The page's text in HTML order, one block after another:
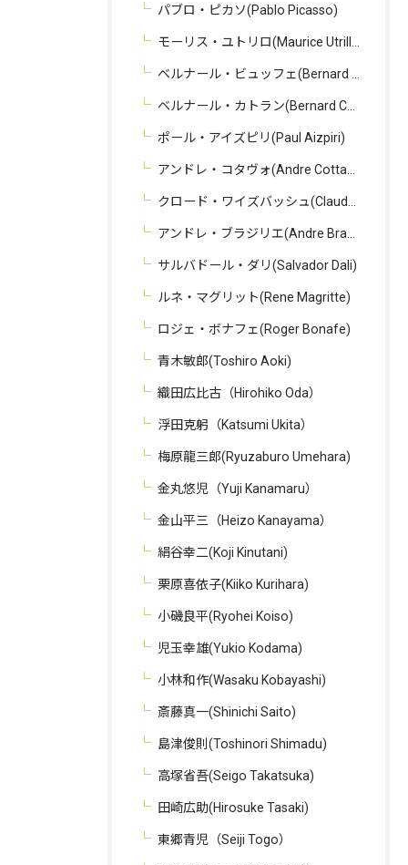
パブロ・ピカソ(Pablo Picasso)
モーリス・ユトリロ(Maurice Utrillo)
ベルナール・ビュッフェ(Bernard Buffet)
ベルナール・カトラン(Bernard Cathelin)
ポール・アイズピリ(Paul Aizpiri)
アンドレ・コタヴォ(Andre Cottavoz)
クロード・ワイズバッシュ(Claude Weisbuch)
アンドレ・ブラジリエ(Andre Brasilier)
サルバドール・ダリ(Salvador Dali)
ルネ・マグリット(Rene Magritte)
ロジェ・ボナフェ(Roger Bonafe)
青木敏郎(Toshiro Aoki)
織田広比古（Hirohiko Oda）
浮田克躬（Katsumi Ukita）
梅原龍三郎(Ryuzaburo Umehara)
金丸悠児（Yuji Kanamaru）
金山平三（Heizo Kanayama）
絹谷幸二(Koji Kinutani)
栗原喜依子(Kiiko Kurihara)
小磯良平(Ryohei Koiso)
児玉幸雄(Yukio Kodama)
小林和作(Wasaku Kobayashi)
斎藤真一(Shinichi Saito)
島津俊則(Toshinori Shimadu)
高塚省吾(Seigo Takatsuka)
田崎広助(Hirosuke Tasaki)
東郷青児（Seiji Togo）